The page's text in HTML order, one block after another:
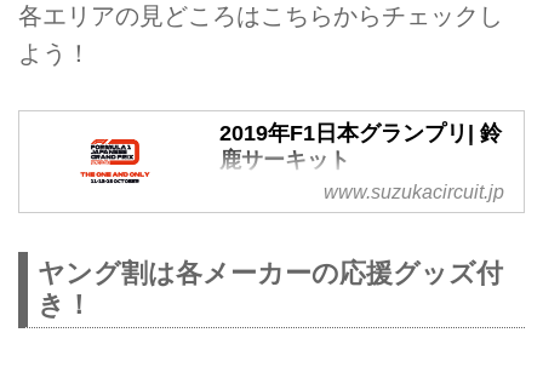
各エリアの見どころはこちらからチェックし
よう！
2019年F1日本グランプリ| 鈴
鹿サーキット
【F1日本グランプリ】延べ約800
グランプリ。最高の技術が集結
し、選ばれし20人のドライバーが
www.suzukacircuit.jp
ヤング割は各メーカーの応援グッズ付
き！